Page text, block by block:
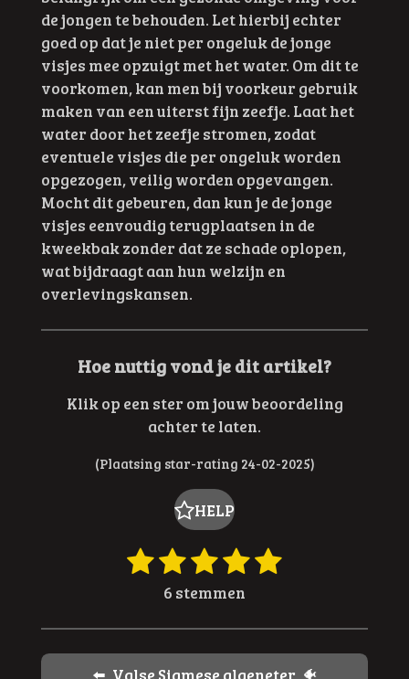
de jongen te behouden. Let hierbij echter
goed op dat je niet per ongeluk de jonge
visjes mee opzuigt met het water. Om dit te
voorkomen, kan men bij voorkeur gebruik
maken van een uiterst fijn zeefje. Laat het
water door het zeefje stromen, zodat
eventuele visjes die per ongeluk worden
opgezogen, veilig worden opgevangen.
Mocht dit gebeuren, dan kun je de jonge
visjes eenvoudig terugplaatsen in de
kweekbak zonder dat ze schade oplopen,
wat bijdraagt aan hun welzijn en
overlevingskansen.
Hoe nuttig vond je dit artikel?
Klik op een ster om jouw beoordeling
achter te laten.
(Plaatsing star-rating 24-02-2025)
HELP
i
1
t
e
2
s
t
e
3
s
t
e
4
s
t
e
5
t
e
6 stemmen
⬅️ Valse Siamese algeneter 🐠